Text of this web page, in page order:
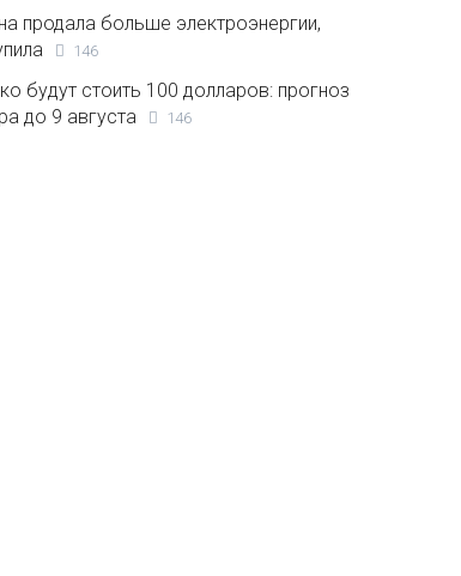
продала больше электроэнергии,
146
будут стоить 100 долларов: прогноз
до 9 августа
146